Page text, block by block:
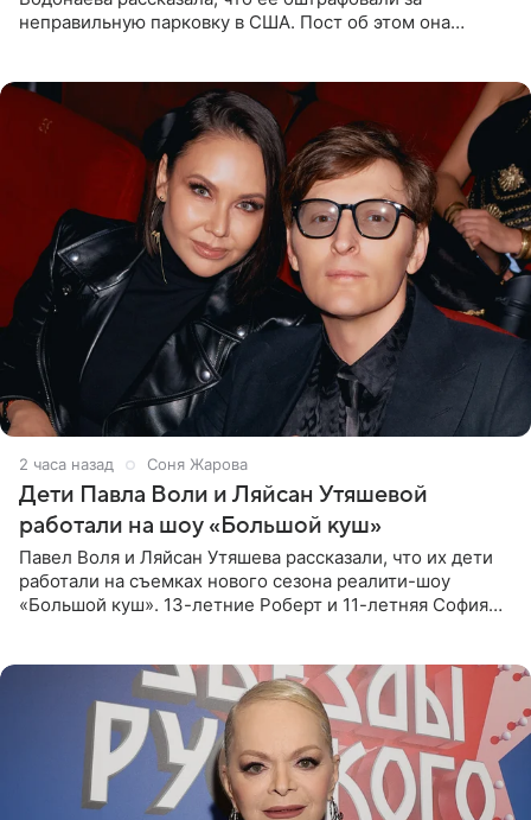
неправильную парковку в США. Пост об этом она
2 часа назад Соня Жарова
Дети Павла Воли и Ляйсан Утяшевой
работали на шоу «Большой куш»
Павел Воля и Ляйсан Утяшева рассказали, что их дети
работали на съемках нового сезона реалити-шоу
«Большой куш». 13-летние Роберт и 11-летняя София